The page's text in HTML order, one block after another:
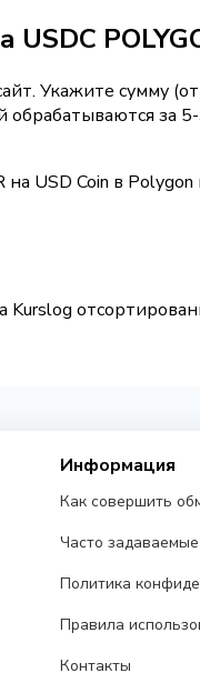
Укажите сумму
обрабатываются
USD Coin в Polygon
Информация
Как совершить
Часто
Политика
Правила
Контакты